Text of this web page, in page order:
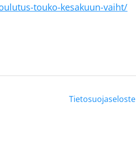
touko-kesakuun-vaiht/
Tietosuojaseloste